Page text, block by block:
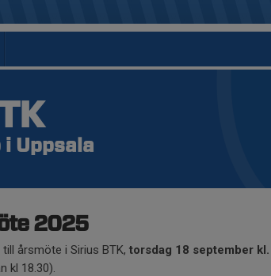
i Uppsala
2025
årsmöte i Sirius BTK, torsdag 18 september kl.
kl 18.30).